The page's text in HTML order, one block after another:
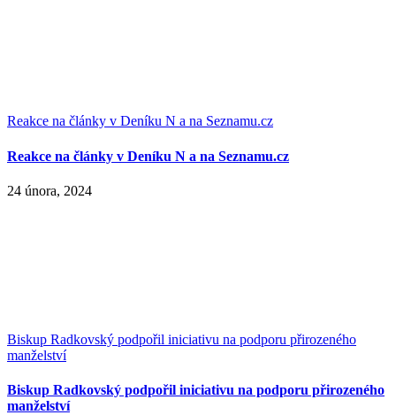
Reakce na články v Deníku N a na Seznamu.cz
Reakce na články v Deníku N a na Seznamu.cz
24 února, 2024
Biskup Radkovský podpořil iniciativu na podporu přirozeného
manželství
Biskup Radkovský podpořil iniciativu na podporu přirozeného
manželství